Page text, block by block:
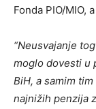
Fonda PIO/MIO,
“Neusvajanje
moglo dovesti u
BiH, a samim
najnižih penzija